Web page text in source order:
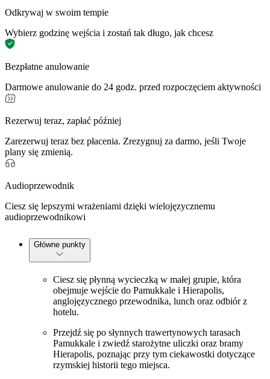
Odkrywaj w swoim tempie
Wybierz godzinę wejścia i zostań tak długo, jak chcesz
Bezpłatne anulowanie
Darmowe anulowanie do 24 godz. przed rozpoczęciem aktywności
Rezerwuj teraz, zapłać później
Zarezerwuj teraz bez płacenia. Zrezygnuj za darmo, jeśli Twoje
plany się zmienią.
Audioprzewodnik
Ciesz się lepszymi wrażeniami dzięki wielojęzycznemu
audioprzewodnikowi
Główne punkty
Ciesz się płynną wycieczką w małej grupie, która
obejmuje wejście do Pamukkale i Hierapolis,
anglojęzycznego przewodnika, lunch oraz odbiór z
hotelu.
Przejdź się po słynnych trawertynowych tarasach
Pamukkale i zwiedź starożytne uliczki oraz bramy
Hierapolis, poznając przy tym ciekawostki dotyczące
rzymskiej historii tego miejsca.